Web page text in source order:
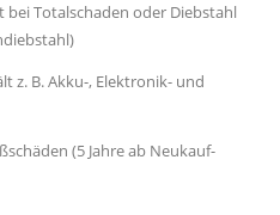
Totalschaden oder Diebstahl
z. B. Akku-, Elektronik- und
(5 Jahre ab Neukauf-